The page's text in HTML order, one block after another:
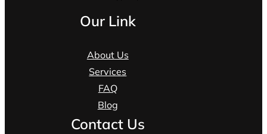
Our Link
About Us
Services
FAQ
Blog
Contact Us